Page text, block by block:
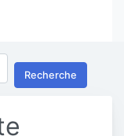
Recherche